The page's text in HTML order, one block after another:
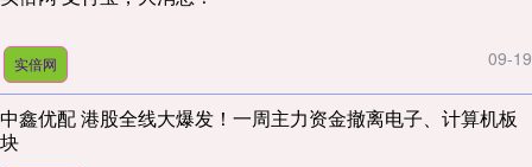
实倍网 09-19
中鑫优配 港股全线大爆发！一周主力资金撤离电子、计算机板
块